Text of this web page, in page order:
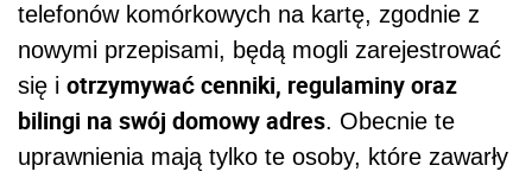
telefonów komórkowych na kartę, zgodnie z
nowymi przepisami, będą mogli zarejestrować
się i otrzymywać cenniki, regulaminy oraz
bilingi na swój domowy adres. Obecnie te
uprawnienia mają tylko te osoby, które zawarły